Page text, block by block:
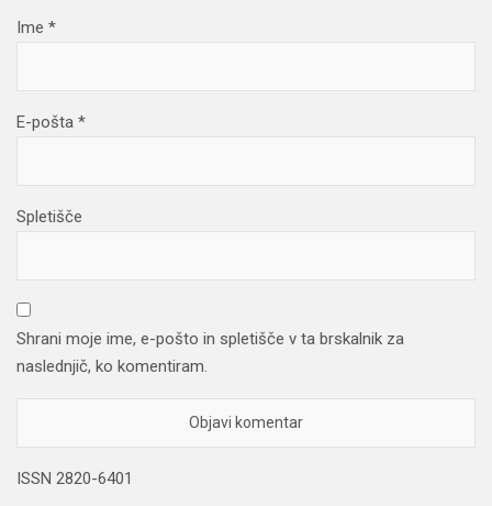
Ime *
E-pošta *
Spletišče
Shrani moje ime, e-pošto in spletišče v ta brskalnik za
naslednjič, ko komentiram.
ISSN 2820-6401